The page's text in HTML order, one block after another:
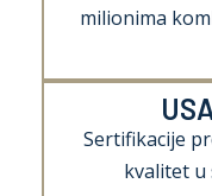
milionima
Sertifikacije
kvalitet u